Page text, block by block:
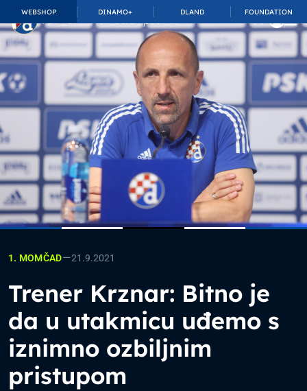
WEBSHOP DINAMO+ DLAND FOUNDATION
TOP_BAR.MembershipSuffix
1. MOMČAD—21.9.2021
Trener Krznar: Bitno je
da u utakmicu uđemo s
iznimno ozbiljnim
pristupom